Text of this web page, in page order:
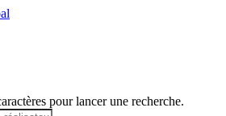
pour lancer une recherche.